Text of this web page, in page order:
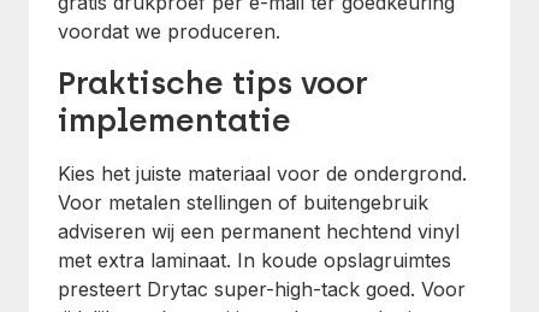
voordat we produceren.
Praktische tips voor
implementatie
Kies het juiste materiaal voor de ondergrond.
Voor metalen stellingen of buitengebruik
adviseren wij een permanent hechtend vinyl
met extra laminaat. In koude opslagruimtes
presteert Drytac super-high-tack goed. Voor